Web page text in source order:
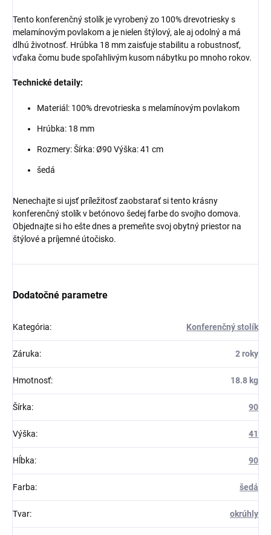
Tento konferenčný stolík je vyrobený zo 100% drevotriesky s
melamínovým povlakom a je nielen štýlový, ale aj odolný a má
dlhú životnosť. Hrúbka 18 mm zaisťuje stabilitu a robustnosť,
vďaka čomu bude spoľahlivým kusom nábytku po mnoho rokov.
Technické detaily:
Materiál: 100% drevotrieska s melamínovým povlakom
Hrúbka: 18 mm
Rozmery: Šírka: Ø90 Výška: 41 cm
šedá
Nenechajte si ujsť príležitosť zaobstarať si tento krásny
konferenčný stolík v betónovo šedej farbe do svojho domova.
Objednajte si ho ešte dnes a premeňte svoj obytný priestor na
štýlové a príjemné útočisko.
Dodatočné parametre
Kategória: Konferenčný stolík
Záruka: 2 roky
Hmotnosť: 18.8 kg
Šírka: 90
Výška: 41
Hĺbka: 90
Farba: šedá
Tvar: okrúhly